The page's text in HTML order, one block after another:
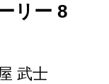
リー 8
武士